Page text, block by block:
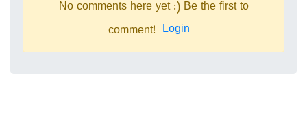
No comments here yet :) Be the first to
comment! Login